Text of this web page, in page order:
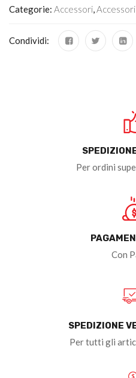
Categorie: Accessori,
Condividi:
Per ordini
Con
SPEDIZIONE
Per tutti gli